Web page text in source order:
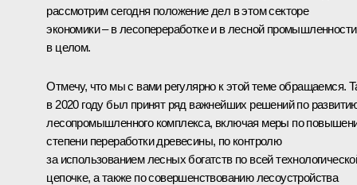
рассмотрим сегодня положение дел в этом секторе
экономики – в лесопереработке и в лесной промышленности
в целом.
Отмечу, что мы с вами регулярно к этой теме обращаемся.
в 2020 году был принят ряд важнейших решений по
лесопромышленного комплекса, включая меры по
степени переработки древесины, по контролю
за использованием лесных богатств по всей
цепочке, а также по совершенствованию лесоустройства